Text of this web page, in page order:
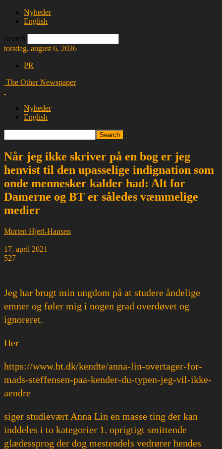
Nyheder
English
Search
torsdag, august 6, 2026
PR
The Other Newspaper
Nyheder
English
Når jeg ikke skriver på en bog er jeg
henvist til den upasselige indignation som
onde mennesker kalder had: Alt for
Damerne og BT er således væmmelige
medier
Morten Hjerl-Hansen
-
17. april 2021
527
Jeg har brugt min ungdom på at studere åndelige
emner og føler mig i nogen grad overdøvet og
ignoreret.
Her
https://www.bt.dk/kendte/anna-lin-overtager-for-
mads-steffensen-paa-kender-du-typen-jeg-vil-ikke-
aendre
siger studievært Anna Lin en masse ting der kan
inddeles i to kategorier 1. oprigtigt smittende
glædessprog der dog mestendels vedrører hendes